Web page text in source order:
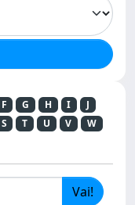
F G H I
J
S T U V
W